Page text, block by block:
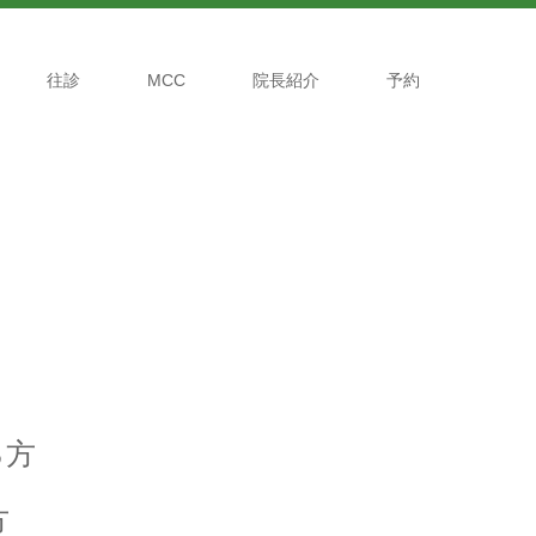
往診 MCC 院長紹介 予約